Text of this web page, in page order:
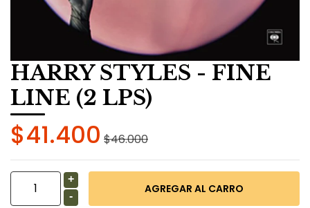
HARRY STYLES - FINE
LINE (2 LPS)
$41.400 $46.000
+
-